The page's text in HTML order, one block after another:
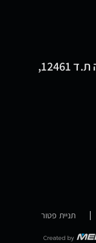
הבנאים 18, אזור תעשיה כבדה ת.ד 12461,
תניית פטור